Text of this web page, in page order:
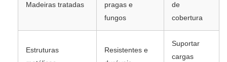
Madeiras tratadas
pragas e
fungos
de
cobertura
Estruturas
Resistentes e
Suportar
cargas